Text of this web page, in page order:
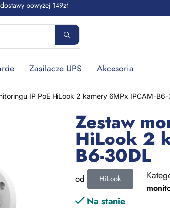
powyżej 149zł
Zasilacze UPS Akcesoria
IP PoE HiLook 2 kamery 6MPx IPCAM-B6-
Zestaw
HiLook 2
B6-30DL
od HiLook
Na stanie